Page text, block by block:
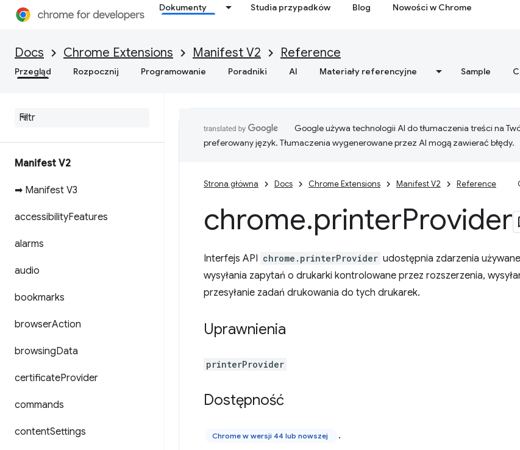
Dokumenty Studia przypadków Blog Nowości w Chrome
Docs Chrome Extensions Manifest V2 Reference
Przegląd Rozpocznij Programowanie Poradniki AI Materiały referencyjne Sample
Manifest V2
➡ Manifest V3
accessibilityFeatures
alarms
audio
bookmarks
browserAction
browsingData
certificateProvider
commands
contentSettings
Google używa technologii AI do tłumaczenia treści na
preferowany język. Tłumaczenia wygenerowane przez AI mogą zawierać błędy.
Strona główna Docs Chrome Extensions Manifest V2 Reference
chrome.printerProvider
Interfejs API chrome.printerProvider udostępnia zdarzenia
wysyłania zapytań o drukarki kontrolowane przez rozszerzenia,
przesyłanie zadań drukowania do tych drukarek.
Uprawnienia
printerProvider
Dostępność
Chrome w wersji 44 lub nowszej .